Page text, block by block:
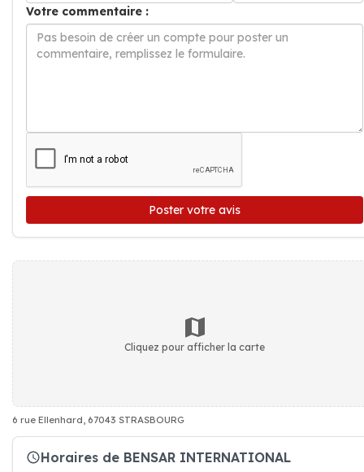
Votre commentaire :
Poster votre avis
Cliquez pour afficher la carte
6 rue Ellenhard, 67043 STRASBOURG
Horaires de BENSAR INTERNATIONAL